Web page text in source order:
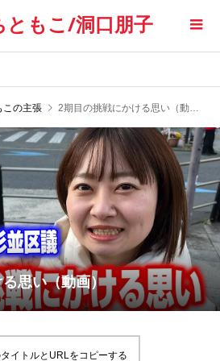
ともこ/洞口朋子
この主張 2期目の挑戦にかける思い（動画）
思い（動画）
イトルとURLをコピーする